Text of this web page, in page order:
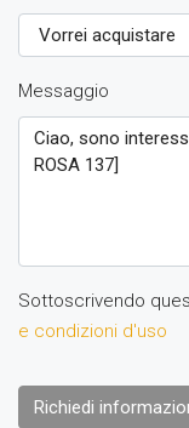
Messaggio
Sottoscrivendo
e condizioni d'uso
Richiedi